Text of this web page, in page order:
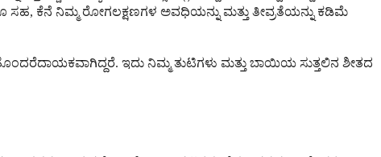
ಸಹ, ಕೆನೆ ನಿಮ್ಮ ರೋಗಲಕ್ಷಣಗಳ ಅವಧಿಯನ್ನು ಮತ್ತು ತೀವ್ರತೆಯನ್ನು ಕಡಿಮೆ
ಇದು ನಿಮ್ಮ ತುಟಿಗಳು ಮತ್ತು ಬಾಯಿಯ ಸುತ್ತಲಿನ ಶೀತದ